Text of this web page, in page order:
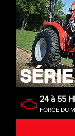
24 à 55
FORCE DU